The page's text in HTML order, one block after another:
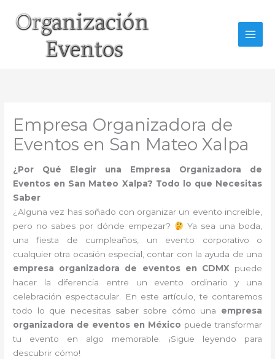
contenido
Empresa Organizadora de
Eventos en San Mateo Xalpa
¿Por Qué Elegir una Empresa Organizadora de
Eventos en San Mateo Xalpa? Todo lo que Necesitas
Saber
¿Alguna vez has soñado con organizar un evento increíble,
pero no sabes por dónde empezar?
Ya sea una boda,
una fiesta de cumpleaños, un evento corporativo o
cualquier otra ocasión especial, contar con la ayuda de una
empresa organizadora de eventos en CDMXpuede
hacer la diferencia entre un evento ordinario y una
celebración espectacular. En este artículo, te contaremos
todo lo que necesitas saber sobre cómo una empresa
organizadora de eventos en México puede transformar
tu evento en algo memorable. ¡Sigue leyendo para
descubrir cómo!